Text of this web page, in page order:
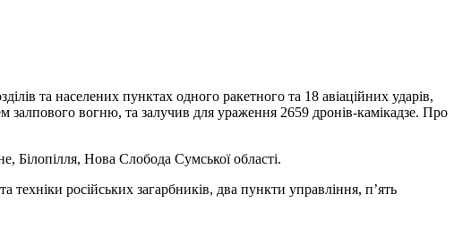
та населених пунктах одного ракетного та 18 авіаційних ударів,
вогню, та залучив для ураження 2659 дронів-камікадзе. Про
Білопілля, Нова Слобода Сумської області.
техніки російських загарбників, два пункти управління, п’ять